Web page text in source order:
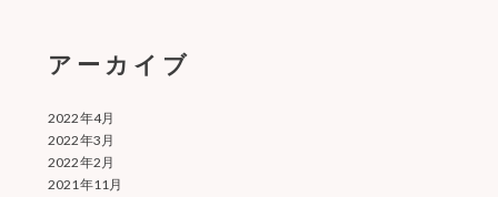
アーカイブ
2022年4月
2022年3月
2022年2月
2021年11月